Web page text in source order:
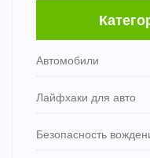
Автомобили
Лайфхаки для авто
Безопасность